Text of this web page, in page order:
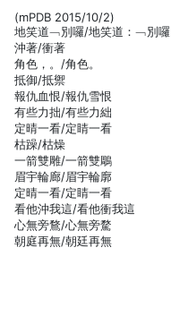
(mPDB 2015/10/2)
地笑道﹁別囉/地笑道：﹁別囉
沖著/衝著
角色，。/角色。
抵御/抵禦
報仇血恨/報仇雪恨
有些力拙/有些力絀
定晴一看/定睛一看
枯躁/枯燥
一箭雙雕/一箭雙鵰
眉宇輪廊/眉宇輪廓
定晴一看/定睛一看
看他沖我這/看他衝我這
心無旁鶩/心無旁騖
朝庭再無/朝廷再無